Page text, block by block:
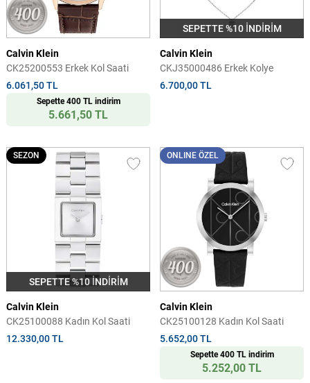
Calvin Klein
CK25200553 Erkek Kol Saati
6.061,50 TL
Sepette 400 TL indirim
5.661,50 TL
SEPETTE %10 İNDİRİM
Calvin Klein
CKJ35000486 Erkek Kolye
6.700,00 TL
SEPETTE %10 İNDİRİM
SEZON
Calvin Klein
CK25100088 Kadın Kol Saati
12.330,00 TL
ONLINE ÖZEL
Calvin Klein
CK25100128 Kadın Kol Saati
5.652,00 TL
Sepette 400 TL indirim
5.252,00 TL